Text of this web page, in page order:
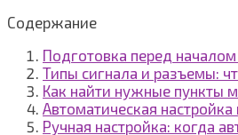
Содержание
Подготовка перед началом
Типы сигнала и разъемы:
Как найти нужные пункты
Автоматическая
Ручная настройка: когда